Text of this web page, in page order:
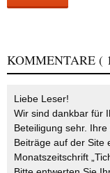
KOMMENTARE (
Liebe Leser!
Wir sind dankbar für
Beteiligung sehr.
Beiträge auf der Site
Monatszeitschrift